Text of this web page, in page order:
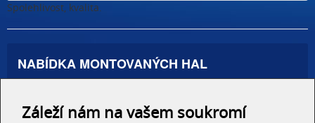
Spolehlivost, kvalita.
NABÍDKA MONTOVANÝCH HAL
Výrobní areály
Záleží nám na vašem soukromí